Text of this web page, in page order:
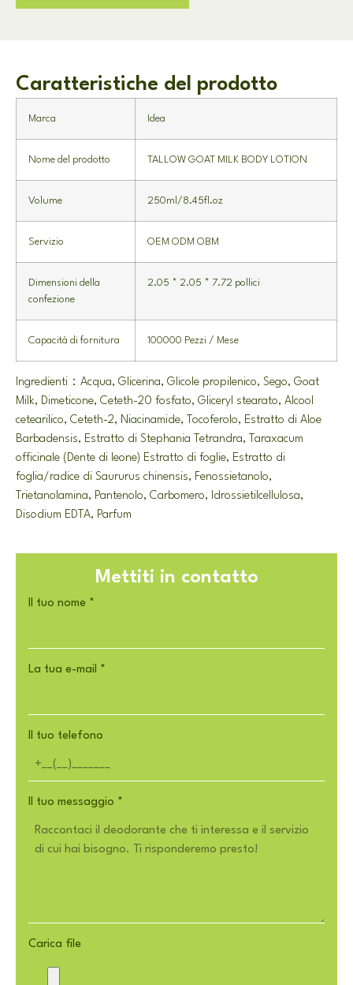
Caratteristiche del prodotto
Marca Idea
Nome del prodotto TALLOW GOAT MILK BODY LOTION
Volume 250ml/8.45fl.oz
Servizio OEM ODM OBM
Dimensioni della
confezione
2.05 * 2.05 * 7.72 pollici
Capacità di fornitura 100000 Pezzi / Mese
Ingredienti：Acqua, Glicerina, Glicole propilenico, Sego, Goat
Milk, Dimeticone, Ceteth-20 fosfato, Gliceryl stearato, Alcool
cetearilico, Ceteth-2, Niacinamide, Tocoferolo, Estratto di Aloe
Barbadensis, Estratto di Stephania Tetrandra, Taraxacum
officinale (Dente di leone) Estratto di foglie, Estratto di
foglia/radice di Saururus chinensis, Fenossietanolo,
Trietanolamina, Pantenolo, Carbomero, Idrossietilcellulosa,
Disodium EDTA, Parfum
Mettiti in contatto
Il tuo nome *
La tua e-mail *
Il tuo telefono
Il tuo messaggio *
Carica file